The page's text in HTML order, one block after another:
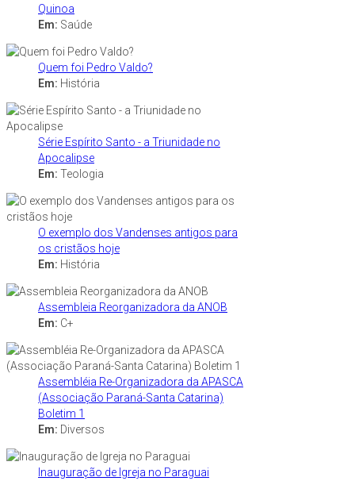
Quinoa
Em: Saúde
Quem foi Pedro Valdo?
Em: História
Série Espírito Santo - a Triunidade no
Apocalipse
Em: Teologia
O exemplo dos Vandenses antigos para
os cristãos hoje
Em: História
Assembleia Reorganizadora da ANOB
Em: C+
Assembléia Re-Organizadora da APASCA
(Associação Paraná-Santa Catarina)
Boletim 1
Em: Diversos
Inauguração de Igreja no Paraguai